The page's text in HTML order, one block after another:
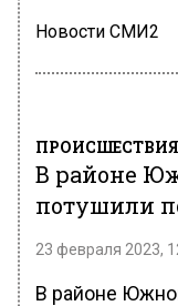
Новости СМИ2
ПРОИСШЕСТВИЯ
В районе
потушили
23 февраля 2023,
В районе